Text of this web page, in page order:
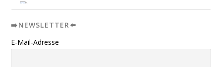
➡️NEWSLETTER⬅️
E-Mail-Adresse